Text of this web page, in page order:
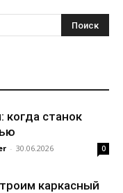
когда станок
- 30.06.2026 0
каркасный